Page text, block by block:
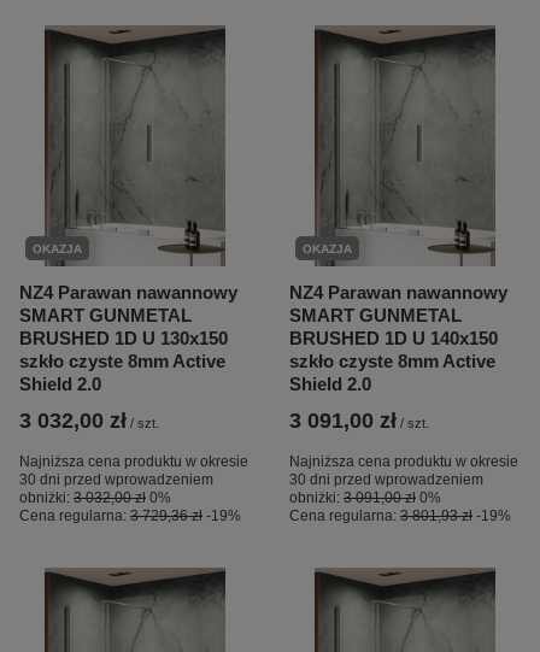
OKAZJA
NZ4 Parawan nawannowy
SMART GUNMETAL
BRUSHED 1D U 130x150
szkło czyste 8mm Active
Shield 2.0
3 032,00 zł / szt.
Najniższa cena produktu w okresie
30 dni przed wprowadzeniem
obniżki: 3 032,00 zł 0%
Cena regularna: 3 729,36 zł -19%
OKAZJA
NZ4 Parawan nawannowy
SMART GUNMETAL
BRUSHED 1D U 140x150
szkło czyste 8mm Active
Shield 2.0
3 091,00 zł / szt.
Najniższa cena produktu w okresie
30 dni przed wprowadzeniem
obniżki: 3 091,00 zł 0%
Cena regularna: 3 801,93 zł -19%